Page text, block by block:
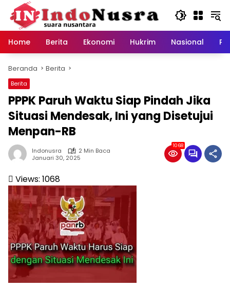
Langsung
konten
Home
Berita Ekonomi Hukrim Nasional
Beranda Berita
Berita
PPPK Paruh Waktu Siap Pindah Jika
Situasi Mendesak, Ini yang Disetujui
Menpan-RB
Indonusra
2 Min Baca
Januari 30, 2025
1068
Views: 1068